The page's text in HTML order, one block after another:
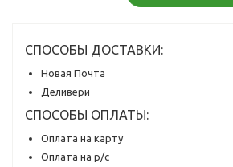
СПОСОБЫ ДОСТАВКИ:
Новая Почта
Деливери
СПОСОБЫ ОПЛАТЫ:
Оплата на карту
Оплата на р/с